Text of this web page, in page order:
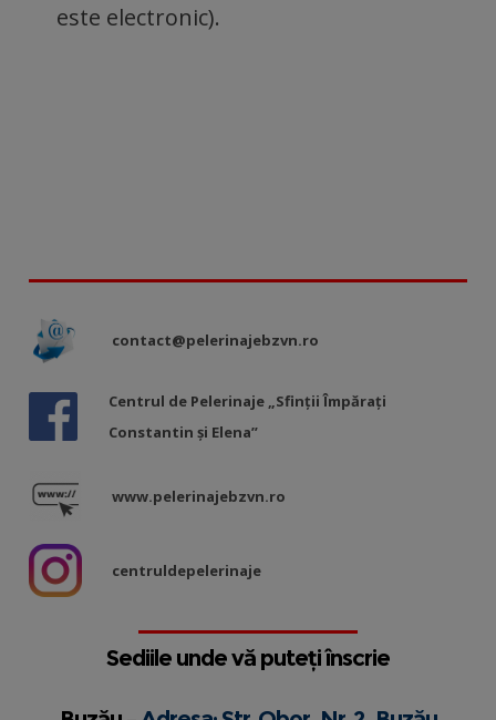
este electronic).
contact@pelerinajebzvn.ro
Centrul de Pelerinaje „Sfinții Împărați
Constantin și Elena”
www.pelerinajebzvn.ro
centruldepelerinaje
Sediile unde vă puteți înscrie